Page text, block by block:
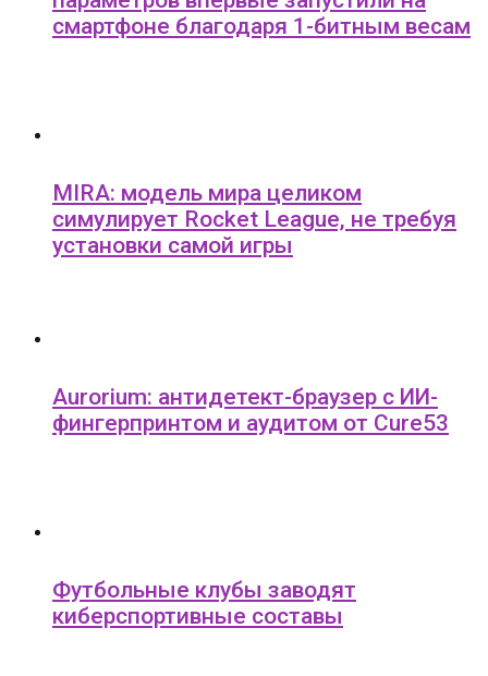
смартфоне благодаря 1-битным весам
MIRA: модель мира целиком
симулирует Rocket League, не требуя
установки самой игры
Aurorium: антидетект-браузер с ИИ-
фингерпринтом и аудитом от Cure53
Футбольные клубы заводят
киберспортивные составы